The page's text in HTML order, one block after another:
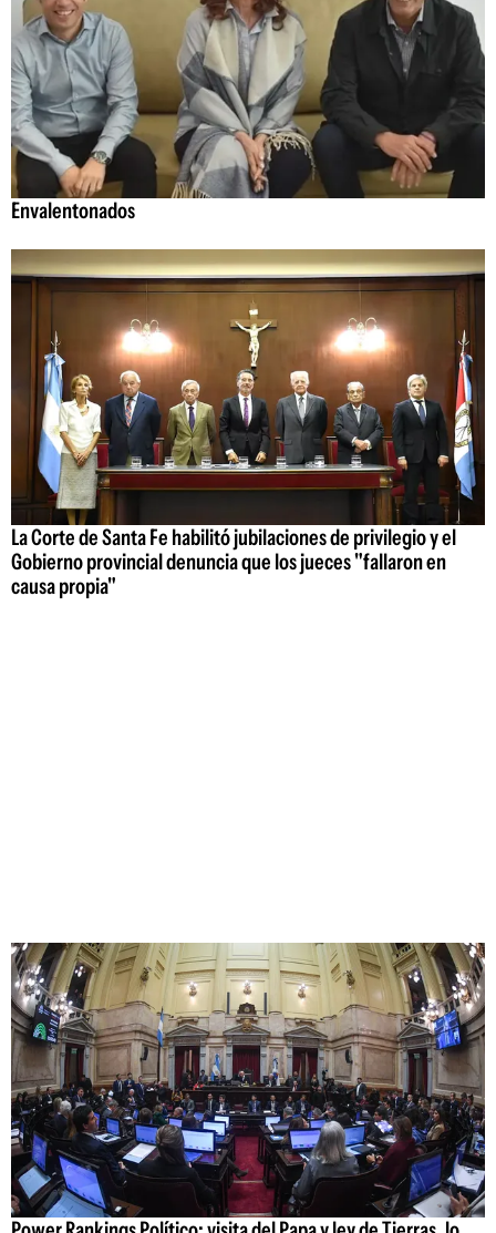
Envalentonados
La Corte de Santa Fe habilitó jubilaciones de privilegio y el
Gobierno provincial denuncia que los jueces "fallaron en
causa propia"